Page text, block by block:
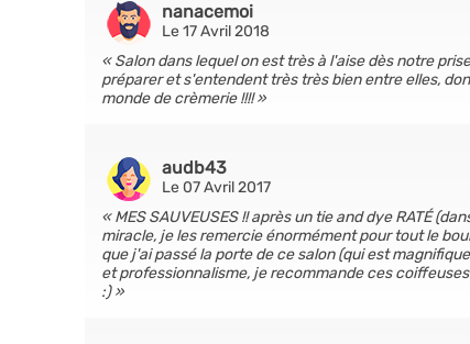
nanacemoi
Le 17 Avril 2018
Salon dans lequel on est très à l'aise dès notre
préparer et s'entendent très très bien entre elles,
monde de crèmerie !!!!
audb43
Le 07 Avril 2017
MES SAUVEUSES !! après un tie and dye RATÉ
miracle, je les remercie énormément pour tout le
que j'ai passé la porte de ce salon (qui est
et professionnalisme, je recommande ces
:)